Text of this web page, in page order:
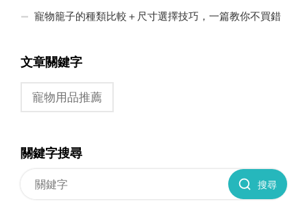
寵物籠子的種類比較＋尺寸選擇技巧，一篇教你不買錯
文章關鍵字
寵物用品推薦
關鍵字搜尋
搜尋